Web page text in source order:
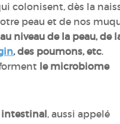
colonisent, dès la
peau et de nos
au niveau de la peau, de
, des poumons, etc.
le microbiome
, aussi appelé